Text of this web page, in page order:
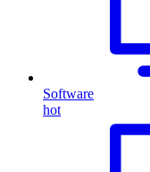
Software
hot